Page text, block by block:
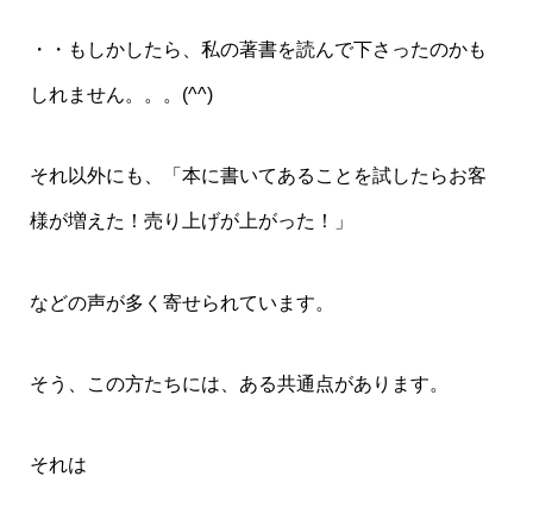
・・もしかしたら、私の著書を読んで下さったのかも
しれません。。。(^^)
それ以外にも、「本に書いてあることを試したらお客
様が増えた！売り上げが上がった！」
などの声が多く寄せられています。
そう、この方たちには、ある共通点があります。
それは